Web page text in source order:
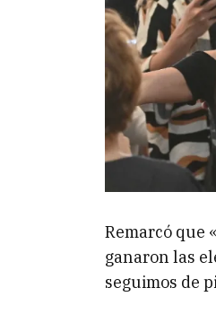
Remarcó que
ganaron las
seguimos de